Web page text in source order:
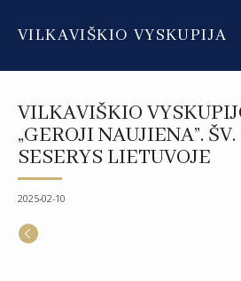
VILKAVIŠKIO VYSKUPIJA
DVASININKAI
INSTITUCIJOS IR ORGANIZACIJOS
DEKANATAI IR PARAPIJOS
PAŠVĘSTAS GYVENIMAS
EN SUMMARY
DE
VILKAVIŠKIO
„GEROJI NAUJIENA”.
SESERYS LIETUVOJE
2025-02-10